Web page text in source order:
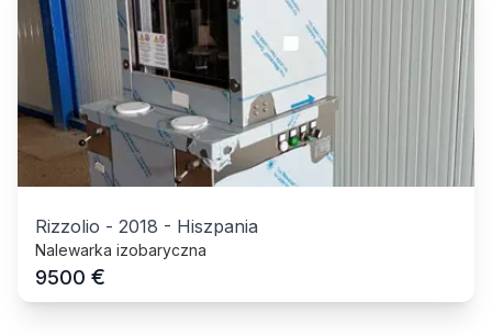
Rizzolio - 2018 - Hiszpania
Nalewarka izobaryczna
9500 €